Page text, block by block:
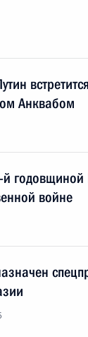
Анквабом
войне